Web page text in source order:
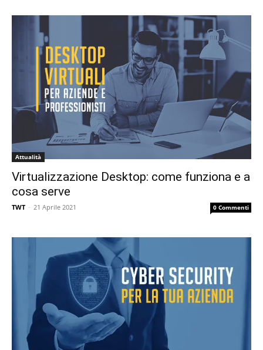
Attualità
Virtualizzazione Desktop: come funziona e a
cosa serve
TWT - 21 Aprile 2021 0 Commenti